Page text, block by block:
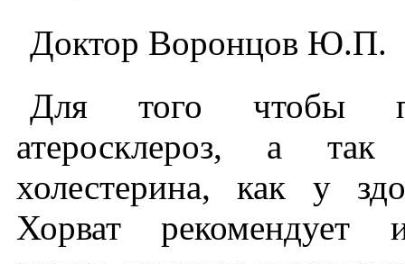
Доктор Воронцов Ю.П.
Для того чтобы
атеросклероз, а
холестерина, как у
Хорват рекомендует